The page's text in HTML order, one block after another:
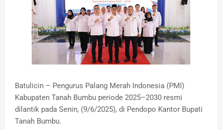
Batulicin – Pengurus Palang Merah Indonesia (PMI)
Kabupaten Tanah Bumbu periode 2025–2030 resmi
dilantik pada Senin, (9/6/2025), di Pendopo Kantor Bupati
Tanah Bumbu.